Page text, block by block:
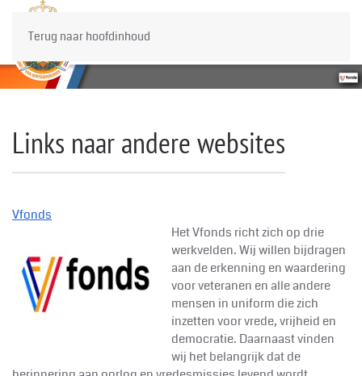
Terug naar hoofdinhoud
Links naar andere websites
Vfonds
Het Vfonds richt zich op drie
werkvelden. Wij willen bijdragen
aan de erkenning en waardering
voor veteranen en alle andere
mensen in uniform die zich
inzetten voor vrede, vrijheid en
democratie. Daarnaast vinden
wij het belangrijk dat de